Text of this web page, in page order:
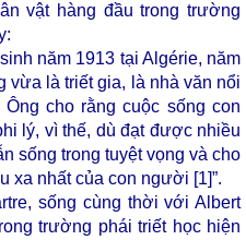
vật hàng đầu trong trường
năm 1913 tại Algérie, năm
vừa là triết gia, là nhà văn nổi
cho rằng cuộc sống con
lý, vì thế, dù đạt được nhiều
sống trong tuyệt vọng và cho
xa nhất của con người [1]”.
sống cùng thời với Albert
trường phái triết học hiện